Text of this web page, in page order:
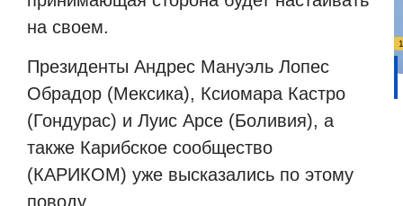
на своем.
Президенты Андрес Мануэль Лопес
Обрадор (Мексика), Ксиомара Кастро
(Гондурас) и Луис Арсе (Боливия), а
также Карибское сообщество
(КАРИКОМ) уже высказались по этому
поводу.